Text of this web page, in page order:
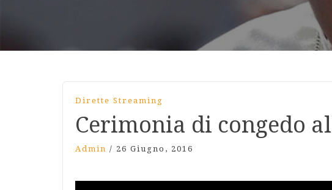
Dirette Streaming
Cerimonia di congedo
Admin / 26 Giugno, 2016